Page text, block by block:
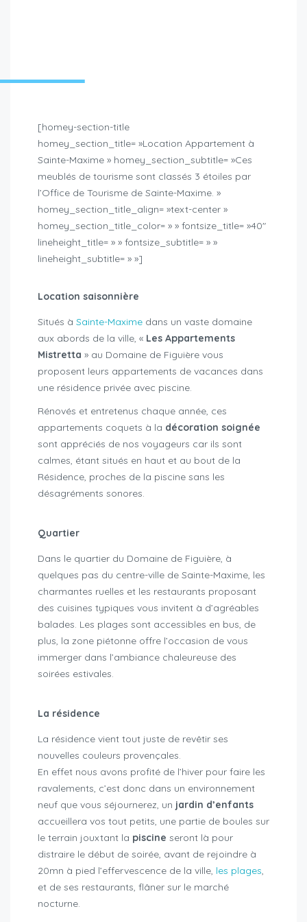
[homey-section-title
homey_section_title= »Location Appartement à
Sainte-Maxime » homey_section_subtitle= »Ces
meublés de tourisme sont classés 3 étoiles par
l’Office de Tourisme de Sainte-Maxime. »
homey_section_title_align= »text-center »
homey_section_title_color= » » fontsize_title= »40″
lineheight_title= » » fontsize_subtitle= » »
lineheight_subtitle= » »]
Location saisonnière
Situés à Sainte-Maxime dans un vaste domaine
aux abords de la ville, « Les Appartements
Mistretta » au Domaine de Figuière vous
proposent leurs appartements de vacances dans
une résidence privée avec piscine.
Rénovés et entretenus chaque année, ces
appartements coquets à la décoration soignée
sont appréciés de nos voyageurs car ils sont
calmes, étant situés en haut et au bout de la
Résidence, proches de la piscine sans les
désagréments sonores.
Quartier
Dans le quartier du Domaine de Figuière, à
quelques pas du centre-ville de Sainte-Maxime, les
charmantes ruelles et les restaurants proposant
des cuisines typiques vous invitent à d’agréables
balades. Les plages sont accessibles en bus, de
plus, la zone piétonne offre l’occasion de vous
immerger dans l’ambiance chaleureuse des
soirées estivales.
La résidence
La résidence vient tout juste de revêtir ses
nouvelles couleurs provençales.
En effet nous avons profité de l’hiver pour faire les
ravalements, c’est donc dans un environnement
neuf que vous séjournerez, un jardin d’enfants
accueillera vos tout petits, une partie de boules sur
le terrain jouxtant la piscine seront là pour
distraire le début de soirée, avant de rejoindre à
20mn à pied l’effervescence de la ville, les plages,
et de ses restaurants, flâner sur le marché
nocturne.